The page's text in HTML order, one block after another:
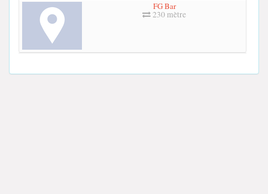
FG Bar
230 mètre